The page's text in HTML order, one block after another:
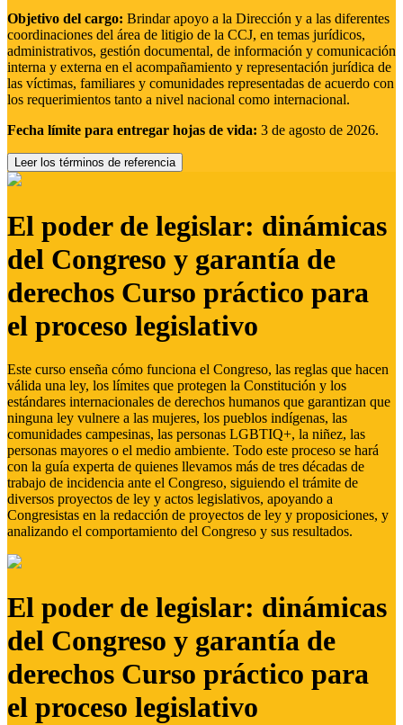
Objetivo del cargo: Brindar apoyo a la Dirección y a las diferentes
coordinaciones del área de litigio de la CCJ, en temas jurídicos,
administrativos, gestión documental, de información y comunicación
interna y externa en el acompañamiento y representación jurídica de
las víctimas, familiares y comunidades representadas de acuerdo con
los requerimientos tanto a nivel nacional como internacional.
Fecha límite para entregar hojas de vida: 3 de agosto de 2026.
Leer los términos de referencia
El poder de legislar: dinámicas
del Congreso y garantía de
derechos Curso práctico para
el proceso legislativo
Este curso enseña cómo funciona el Congreso, las reglas que hacen
válida una ley, los límites que protegen la Constitución y los
estándares internacionales de derechos humanos que garantizan que
ninguna ley vulnere a las mujeres, los pueblos indígenas, las
comunidades campesinas, las personas LGBTIQ+, la niñez, las
personas mayores o el medio ambiente. Todo este proceso se hará
con la guía experta de quienes llevamos más de tres décadas de
trabajo de incidencia ante el Congreso, siguiendo el trámite de
diversos proyectos de ley y actos legislativos, apoyando a
Congresistas en la redacción de proyectos de ley y proposiciones, y
analizando el comportamiento del Congreso y sus resultados.
El poder de legislar: dinámicas
del Congreso y garantía de
derechos Curso práctico para
el proceso legislativo